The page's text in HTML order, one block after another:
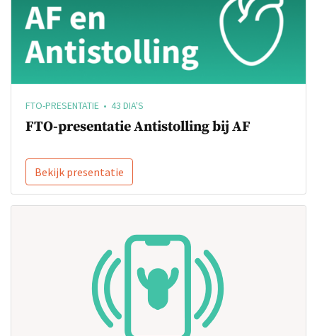
FTO-PRESENTATIE • 43 DIA'S
FTO-presentatie Antistolling bij AF
Bekijk presentatie